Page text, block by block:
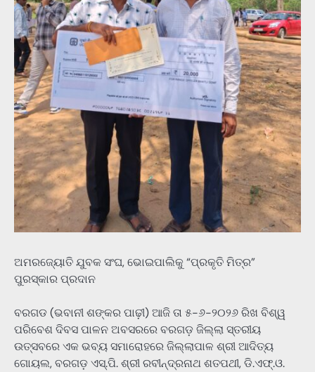
ଅମରଜ୍ୟୋତି ଯୁବକ ସଂଘ, ଭୋଇପାଲିକୁ “ପ୍ରକୃତି ମିତ୍ର”
ପୁରସ୍କାର ପ୍ରଦାନ
ବରଗଡ (ଭବାନୀ ଶଙ୍କର ପାଢ଼ୀ) ଆଜି ତା ୫-୬-୨୦୨୬ ରିଖ ବିଶ୍ୱ
ପରିବେଶ ଦିବସ ପାଳନ ଅବସରରେ ବରଗଡ଼ ଜିଲ୍ଲା ସ୍ତରୀୟ
ଉତ୍ସବରେ ଏକ ଭବ୍ୟ ସମାରୋହରେ ଜିଲ୍ଲାପାଳ ଶ୍ରୀ ଆଦିତ୍ୟ
ଗୋୟଲ, ବରଗଡ଼ ଏସ୍‌.ପି. ଶ୍ରୀ ରବୀନ୍ଦ୍ରନାଥ ଶତପଥୀ, ଡି.ଏଫ୍‌.ଓ.